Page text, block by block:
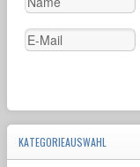
KATEGORIEAUSWAHL